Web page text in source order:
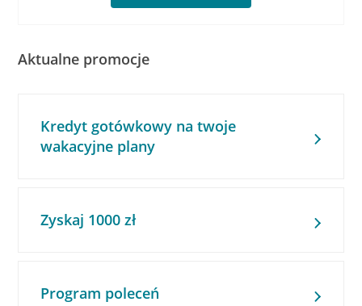
Aktualne promocje
Kredyt gotówkowy na twoje
wakacyjne plany
Zyskaj 1000 zł
Program poleceń